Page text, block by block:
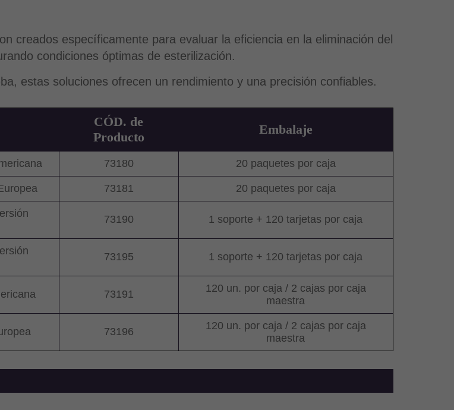
creados específicamente para evaluar la eficiencia en la eliminación del
condiciones óptimas de esterilización.
estas soluciones ofrecen un rendimiento y una precisión confiables.
CÓD. de
Producto
Embalaje
73180 20 paquetes por caja
73181 20 paquetes por caja
73190 1 soporte + 120 tarjetas por caja
73195 1 soporte + 120 tarjetas por caja
73191
120 un. por caja / 2 cajas por caja
maestra
73196
120 un. por caja / 2 cajas por caja
maestra